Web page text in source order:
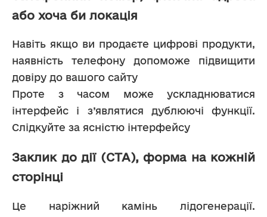
або хоча би локація
Навіть якщо ви продаєте цифрові продукти,
наявність телефону допоможе підвищити
довіру до вашого сайту
Проте з часом може ускладнюватися
інтерфейс і з’являтися дублюючі функції.
Слідкуйте за ясністю інтерфейсу
Заклик до дії (CTA), форма на кожній
сторінці
Це наріжний камінь лідогенерації.